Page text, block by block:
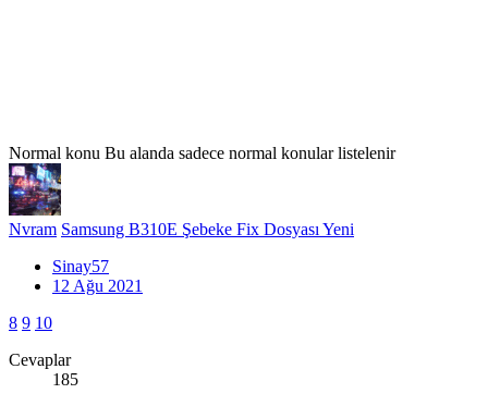
Normal konu Bu alanda sadece normal konular listelenir
Nvram Samsung B310E Şebeke Fix Dosyası Yeni
Sinay57
12 Ağu 2021
8 9 10
Cevaplar
185